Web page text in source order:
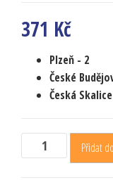
371 Kč
Plzeň - 2
České
Česká Skalice
Přidat